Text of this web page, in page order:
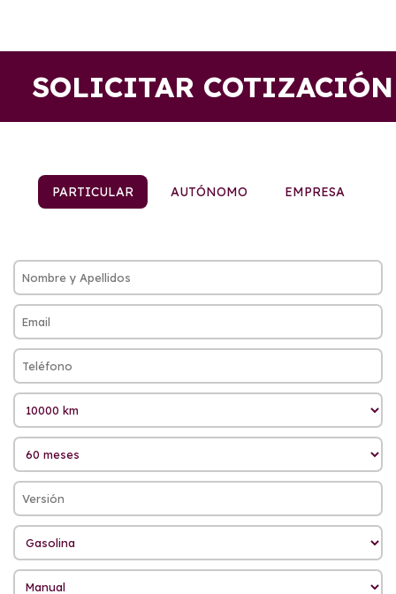
SOLICITAR COTIZACIÓN
PARTICULAR AUTÓNOMO EMPRESA